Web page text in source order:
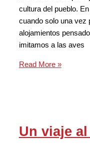
cultura del pueblo.
cuando solo una vez
alojamientos
imitamos a las aves
Read More »
Un viaje